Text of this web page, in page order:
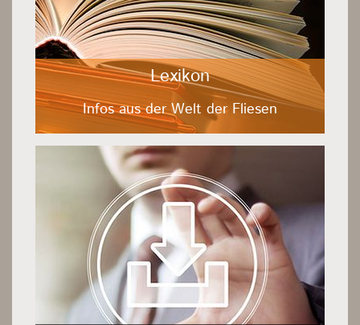
Lexikon
Infos aus der Welt der Fliesen